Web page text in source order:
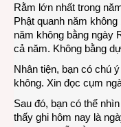
Rằm lớn nhất trong
Phật quanh năm không
năm không bằng ngày
cả năm. Không bằng
Nhân tiện, bạn có chú
không. Xin đọc cụm
Sau đó, bạn có thể
thấy ghi hôm nay là